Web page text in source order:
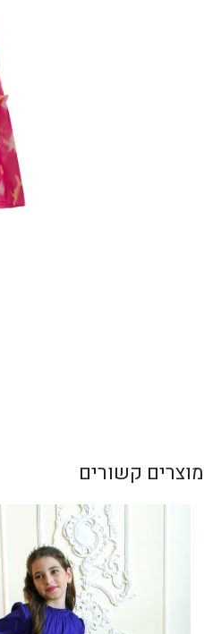
מוצרים קשורים